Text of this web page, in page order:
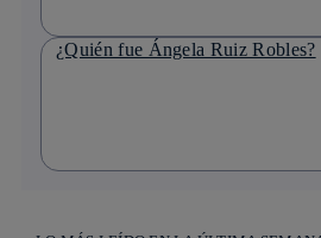
¿Quién fue Ángela Ruiz Robles?